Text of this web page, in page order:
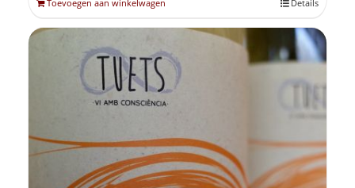
Toevoegen aan winkelwagen Details